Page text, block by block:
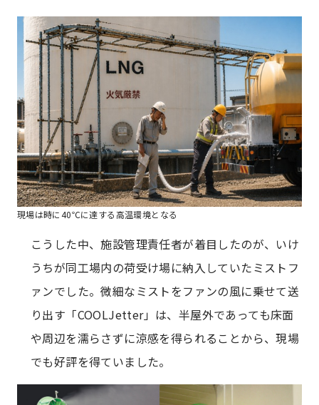
現場は時に40℃に達する高温環境となる
こうした中、施設管理責任者が着目したのが、いけ
うちが同工場内の荷受け場に納入していたミストフ
ァンでした。微細なミストをファンの風に乗せて送
り出す「COOLJetter」は、半屋外であっても床面
や周辺を濡らさずに涼感を得られることから、現場
でも好評を得ていました。